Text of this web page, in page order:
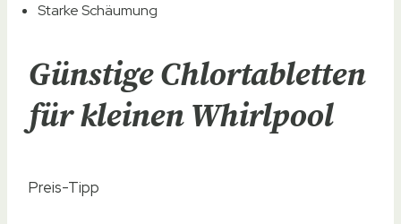
Starke Schäumung
Günstige Chlortabletten
für kleinen Whirlpool
Preis-Tipp